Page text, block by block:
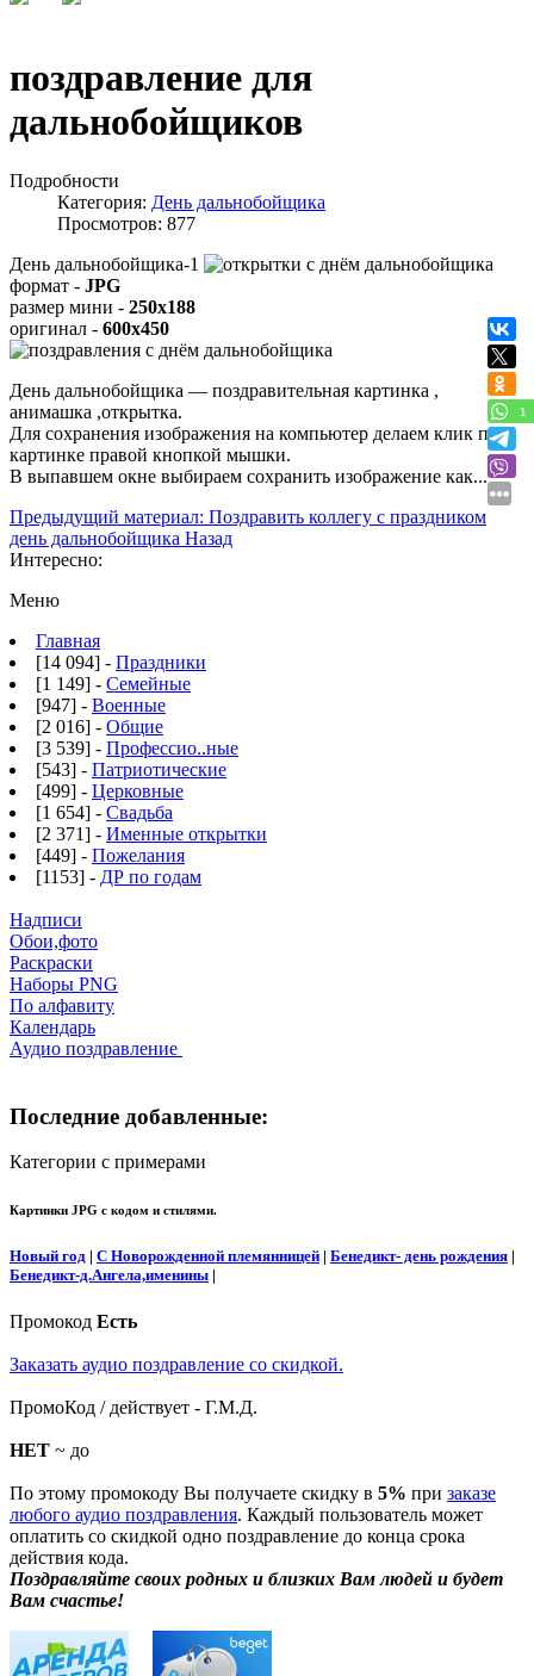
поздравление для
дальнобойщиков
Подробности
Категория: День дальнобойщика
Просмотров: 877
День дальнобойщика-1
формат - JPG
размер мини - 250x188
оригинал - 600x450
День дальнобойщика — поздравительная картинка ,
анимашка ,открытка.
Для сохранения изображения на компьютер делаем клик по
картинке правой кнопкой мышки.
В выпавшем окне выбираем сохранить изображение как...
Предыдущий материал: Поздравить коллегу с праздником
день дальнобойщика Назад
Интересно:
Меню
Главная
[14 094] - Праздники
[1 149] - Семейные
[947] - Военные
[2 016] - Общие
[3 539] - Профессио..ные
[543] - Патриотические
[499] - Церковные
[1 654] - Свадьба
[2 371] - Именные открытки
[449] - Пожелания
[1153] - ДР по годам
Надписи
Обои,фото
Раскраски
Наборы PNG
По алфавиту
Календарь
Аудио поздравление
Последние добавленные:
Категории с примерами
Картинки JPG с кодом и стилями.
Новый год | С Новорожденной племянницей | Бенедикт- день рождения |
Бенедикт-д.Ангела,именины |
Промокод Есть
Заказать аудио поздравление со скидкой.
ПромоКод / действует - Г.М.Д.
НЕТ ~ до
По этому промокоду Вы получаете скидку в 5% при заказе
любого аудио поздравления. Каждый пользователь может
оплатить со скидкой одно поздравление до конца срока
действия кода.
Поздравляйте своих родных и близких Вам людей и будет
Вам счастье!
1